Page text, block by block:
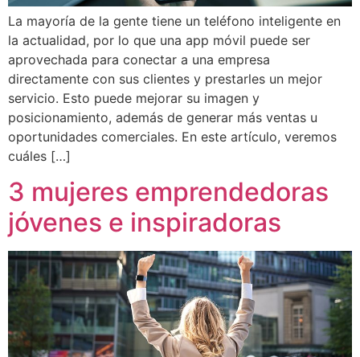
La mayoría de la gente tiene un teléfono inteligente en
la actualidad, por lo que una app móvil puede ser
aprovechada para conectar a una empresa
directamente con sus clientes y prestarles un mejor
servicio. Esto puede mejorar su imagen y
posicionamiento, además de generar más ventas u
oportunidades comerciales. En este artículo, veremos
cuáles […]
3 mujeres emprendedoras
jóvenes e inspiradoras